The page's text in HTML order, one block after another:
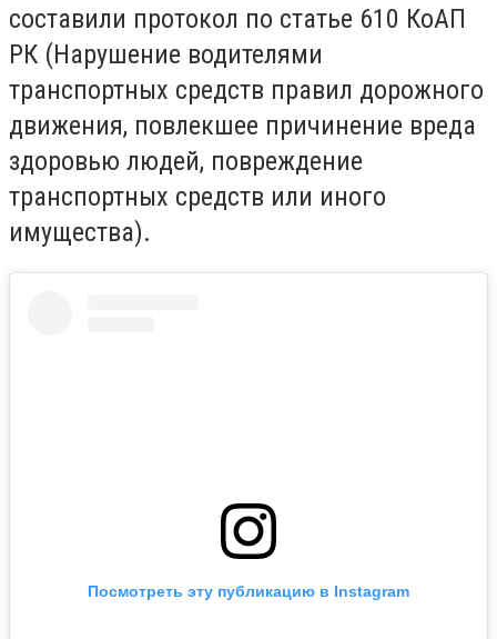
составили протокол по статье 610 КоАП
РК (Нарушение водителями
транспортных средств правил дорожного
движения, повлекшее причинение вреда
здоровью людей, повреждение
транспортных средств или иного
имущества).
Посмотреть эту публикацию в Instagram